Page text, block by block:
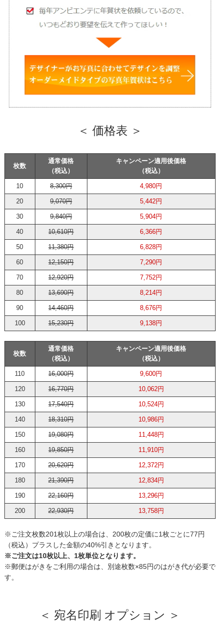
＜ 価格表 ＞
枚数
通常価格
（税込）
キャンペーン適用後価格
（税込）
10 8,300円 4,980円
20 9,070円 5,442円
30 9,840円 5,904円
40 10,610円 6,366円
50 11,380円 6,828円
60 12,150円 7,290円
70 12,920円 7,752円
80 13,690円 8,214円
90 14,460円 8,676円
100 15,230円 9,138円
枚数
通常価格
（税込）
キャンペーン適用後価格
（税込）
110 16,000円 9,600円
120 16,770円 10,062円
130 17,540円 10,524円
140 18,310円 10,986円
150 19,080円 11,448円
160 19,850円 11,910円
170 20,620円 12,372円
180 21,390円 12,834円
190 22,160円 13,296円
200 22,930円 13,758円
※ご注文枚数201枚以上の場合は、200枚の定価に1枚ごとに77円
（税込）プラスした金額の40%引きとなります。
※ご注文は10枚以上、1枚単位となります。
※郵便はがきをご利用の場合は、別途枚数×85円のはがき代が必要で
す。
＜ 宛名印刷 オプション ＞